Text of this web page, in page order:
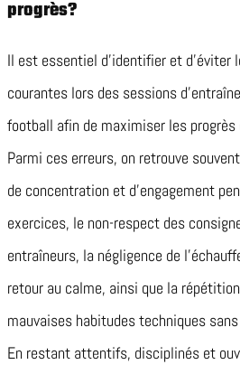
progrès?
Il est essentiel d’identifier et d’éviter
courantes lors des sessions
football afin de maximiser les progrès
Parmi ces erreurs, on retrouve
de concentration et d’engagement
exercices, le non-respect des
entraîneurs, la négligence de
retour au calme, ainsi que la
mauvaises habitudes techniques
En restant attentifs, disciplinés et